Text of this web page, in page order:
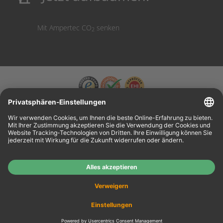
Mit Ampertec CO2 senken
Das Angebot unseres Web-Shops richtet sich nicht an
Wiederverkäufer. Wenn Sie Wiederverkäufer sind, registrieren Sie sich bitte in unserem